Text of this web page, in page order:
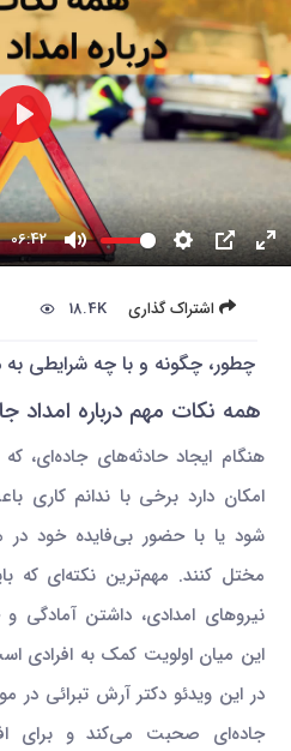
06:42
اشتراک گذاری 18.4K
چطور، چگونه و با چه شرایطی
همه نکات مهم درباره امداد
هنگام ایجاد حادثه‌های جاده‌ای،
امکان دارد برخی با ندانم کاری
شود یا با حضور بی‌فایده خود در
مختل کنند. مهم‌ترین نکته‌ای که
نیروهای امدادی، داشتن
این میان اولویت کمک به افرادی
در این ویدئو دکتر آرش تبرائی در
جاده‌ای صحبت می‌کند و برای